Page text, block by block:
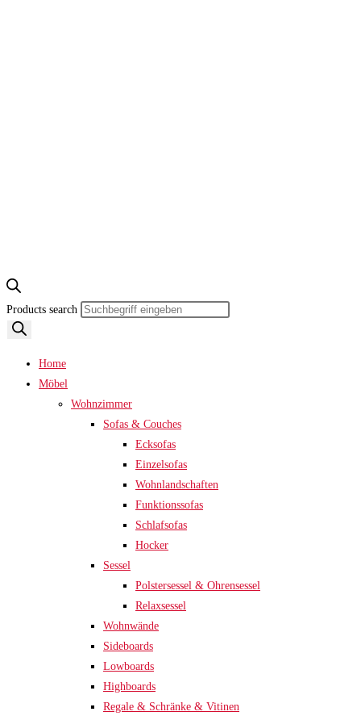
Products search
Home
Möbel
Wohnzimmer
Sofas & Couches
Ecksofas
Einzelsofas
Wohnlandschaften
Funktionssofas
Schlafsofas
Hocker
Sessel
Polstersessel & Ohrensessel
Relaxsessel
Wohnwände
Sideboards
Lowboards
Highboards
Regale & Schränke & Vitinen